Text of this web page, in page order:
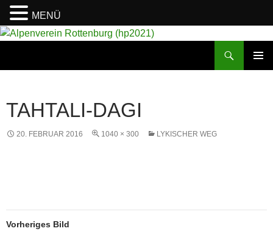
TAHTALI-DAGI
20. FEBRUAR 2016 1040 × 300 LYKISCHER WEG
Vorheriges Bild
MENÜ